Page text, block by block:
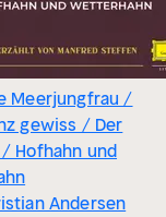
Meerjungfrau /
gewiss / Der
Hofhahn und
Andersen